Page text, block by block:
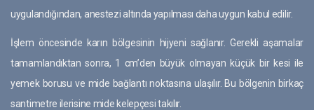
uygulandığından, anestezi altında yapılması daha uygun kabul edilir.
İşlem öncesinde karın bölgesinin hijyeni sağlanır. Gerekli aşamalar
tamamlandıktan sonra, 1 cm’den büyük olmayan küçük bir kesi ile
yemek borusu ve mide bağlantı noktasına ulaşılır. Bu bölgenin birkaç
santimetre ilerisine mide kelepçesi takılır.